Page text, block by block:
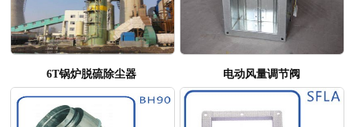
6T锅炉脱硫除尘器 电动风量调节阀